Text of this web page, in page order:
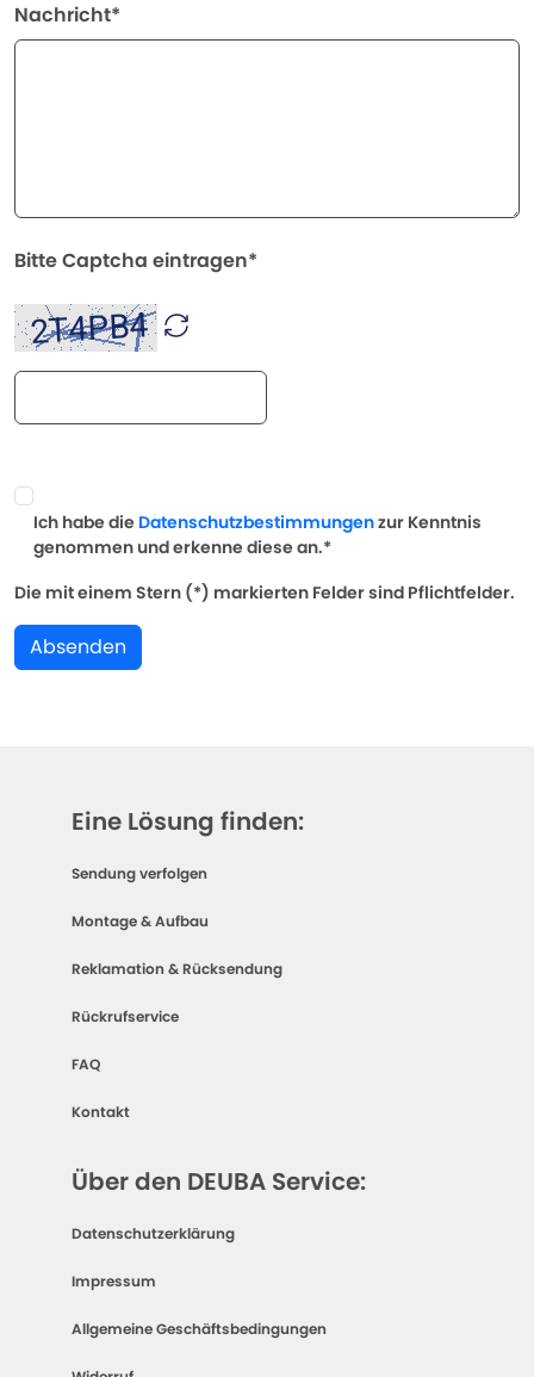
Nachricht*
Bitte Captcha eintragen*
Ich habe die Datenschutzbestimmungenzur Kenntnis
genommen und erkenne diese an.*
Die mit einem Stern (*) markierten Felder sind Pflichtfelder.
Absenden
Eine Lösung finden:
Sendung verfolgen
Montage & Aufbau
Reklamation & Rücksendung
Rückrufservice
FAQ
Kontakt
Über den DEUBA Service:
Datenschutzerklärung
Impressum
Allgemeine Geschäftsbedingungen